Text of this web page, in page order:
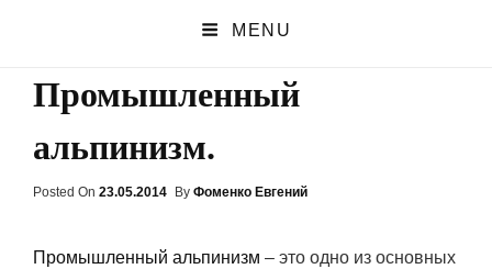
MENU
Промышленный
альпинизм.
Posted On Posted
23.05.2014 By Фоменко Евгений
Промышленный альпинизм – это одно из основных